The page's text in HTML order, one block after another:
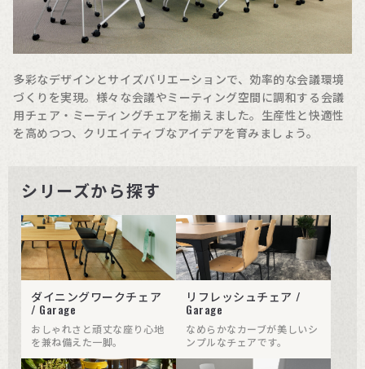
多彩なデザインとサイズバリエーションで、効率的な会議環境
づくりを実現。様々な会議やミーティング空間に調和する会議
用チェア・ミーティングチェアを揃えました。生産性と快適性
を高めつつ、クリエイティブなアイデアを育みましょう。
シリーズから探す
ダイニングワークチェア
/ Garage
おしゃれさと頑丈な座り心地
を兼ね備えた一脚。
リフレッシュチェア /
Garage
なめらかなカーブが美しいシ
ンプルなチェアです。